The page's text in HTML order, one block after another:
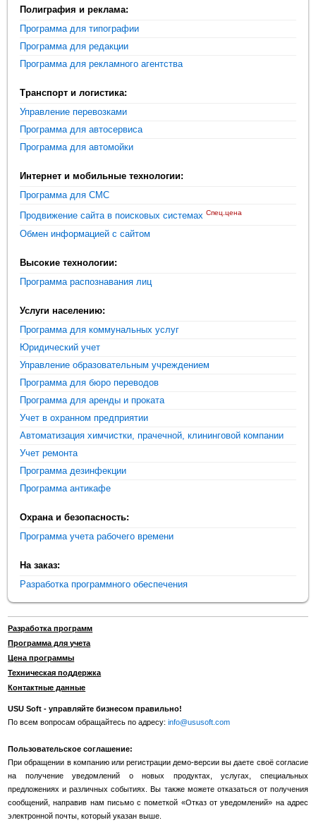
Полиграфия и реклама:
Программа для типографии
Программа для редакции
Программа для рекламного агентства
Транспорт и логистика:
Управление перевозками
Программа для автосервиса
Программа для автомойки
Интернет и мобильные технологии:
Программа для СМС
Продвижение сайта в поисковых системах Спец.цена
Обмен информацией с сайтом
Высокие технологии:
Программа распознавания лиц
Услуги населению:
Программа для коммунальных услуг
Юридический учет
Управление образовательным учреждением
Программа для бюро переводов
Программа для аренды и проката
Учет в охранном предприятии
Автоматизация химчистки, прачечной, клининговой компании
Учет ремонта
Программа дезинфекции
Программа антикафе
Охрана и безопасность:
Программа учета рабочего времени
На заказ:
Разработка программного обеспечения
Разработка программ
Программа для учета
Цена программы
Техническая поддержка
Контактные данные
USU Soft - управляйте бизнесом правильно!
По всем вопросам обращайтесь по адресу:info@ususoft.com
Пользовательское соглашение:
При обращении в компанию или регистрации демо-версии вы даете своё согласие
на получение уведомлений о новых продуктах, услугах, специальных
предложениях и различных событиях. Вы также можете отказаться от получения
сообщений, направив нам письмо с пометкой «Отказ от уведомлений» на адрес
электронной почты, который указан выше.